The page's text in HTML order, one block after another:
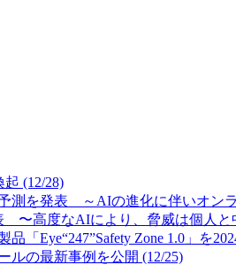
(12/28)
測を発表 ～AIの進化に伴いオン
〜高度なAIにより、脅威は個人
「Eye“247”Safety Zone 1.0」を
ルの最新事例を公開 (12/25)